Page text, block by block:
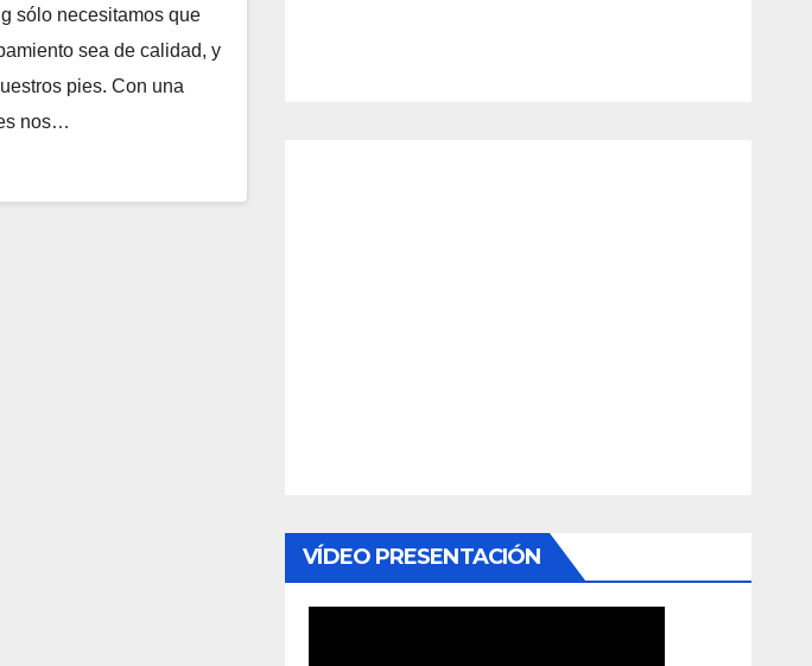
sólo necesitamos que
sea de calidad, y
pies. Con una
nos…
VÍDEO PRESENTACIÓN